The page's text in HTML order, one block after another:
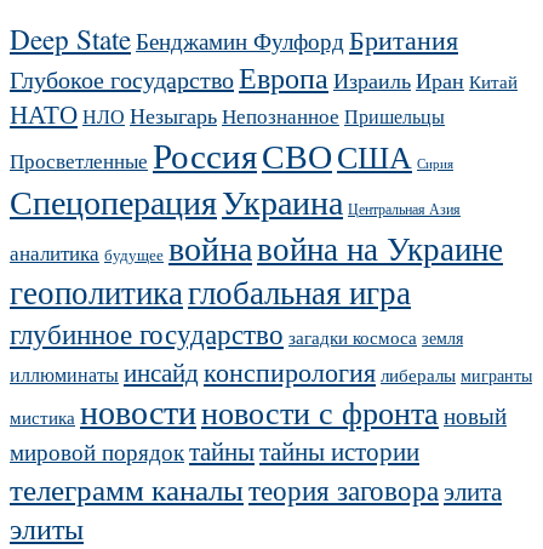
Deep StateБенджамин Фулфорд Британия
Глубокое государствоЕвропаИзраильИран Китай
НАТОНЛО НезыгарьНепознанное Пришельцы
Просветленные РоссияСВОСША Сирия
СпецоперацияУкраина Центральная Азия
аналитика будущее войнавойна на Украине
геополитикаглобальная игра
глубинное государство загадки космоса земля
иллюминатыинсайдконспирология либералы мигранты
мистика новостиновости с фронта новый
мировой порядоктайнытайны истории
телеграмм каналытеория заговораэлита
элиты